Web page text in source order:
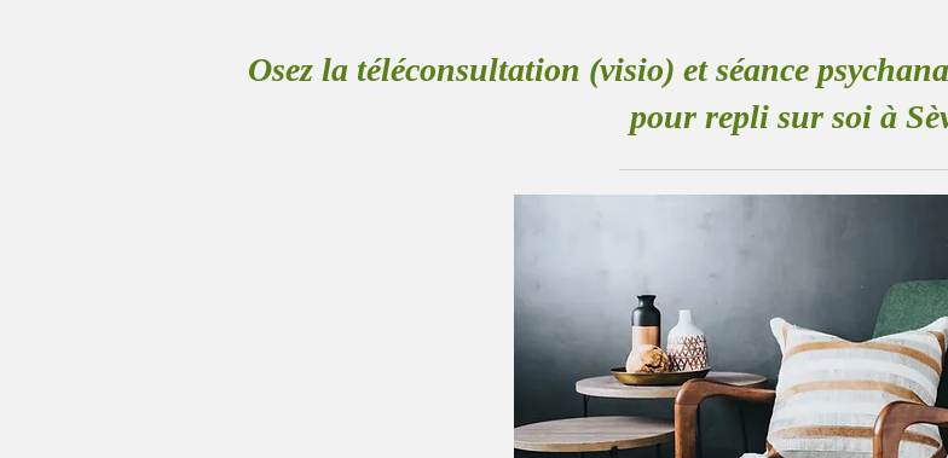
Osez la téléconsultation (visio) et séance
pour repli sur soi à